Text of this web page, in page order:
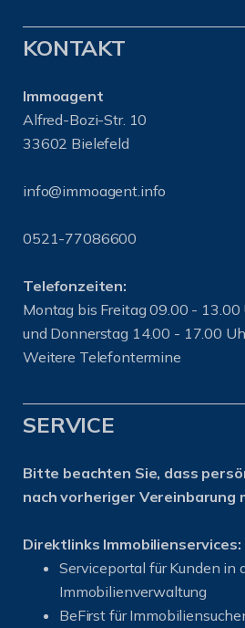
KONTAKT
Immoagent
Alfred-Bozi-Str. 10
33602 Bielefeld
info@immoagent.info
0521-77086600
Telefonzeiten:
Montag bis Freitag 09.00 - 13.00
und Donnerstag 14.00 - 17.00
Weitere Telefontermine
SERVICE
Bitte beachten Sie, dass
nach vorheriger Vereinbarung
Direktlinks Immobilienservices:
Serviceportal für Kunden in
Immobilienverwaltung
BeFirst für